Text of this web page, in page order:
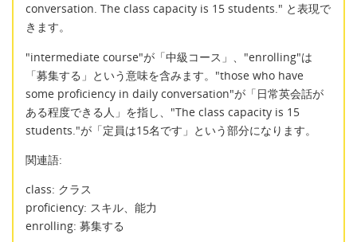
conversation. The class capacity is 15 students." と表現で
きます。
"intermediate course"が「中級コース」、"enrolling"は
「募集する」という意味を含みます。"those who have
some proficiency in daily conversation"が「日常英会話が
ある程度できる人」を指し、"The class capacity is 15
students."が「定員は15名です」という部分になります。
関連語:
class: クラス
proficiency: スキル、能力
enrolling: 募集する